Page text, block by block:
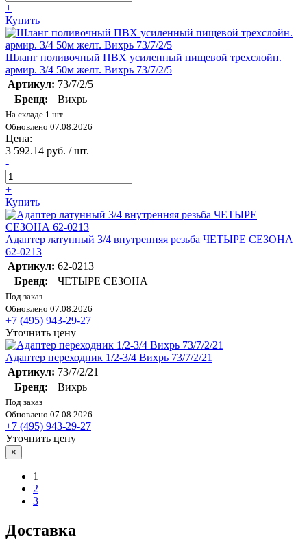
+
Купить
Шланг поливочный ПВХ усиленный пищевой трехслойн.
армир. 3/4 50м желт. Вихрь 73/7/2/5
Артикул: 73/7/2/5
Бренд:
Вихрь
На складе 1 шт.
Обновлено 07.08.2026
Цена:
3 592.14 руб. / шт.
-
+
Купить
Адаптер латунный 3/4 внутренняя резьба ЧЕТЫРЕ СЕЗОНА
62-0213
Артикул: 62-0213
Бренд:
ЧЕТЫРЕ СЕЗОНА
Под заказ
Обновлено 07.08.2026
+7 (495) 943-29-27
Уточнить цену
Адаптер переходник 1/2-3/4 Вихрь 73/7/2/21
Артикул: 73/7/2/21
Бренд:
Вихрь
Под заказ
Обновлено 07.08.2026
+7 (495) 943-29-27
Уточнить цену
×
1
2
3
Доставка